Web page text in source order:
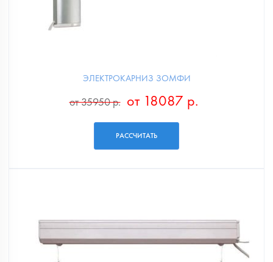
ЭЛЕКТРОКАРНИЗ ЗОМФИ
от 35950 р. от 18087 р.
РАССЧИТАТЬ